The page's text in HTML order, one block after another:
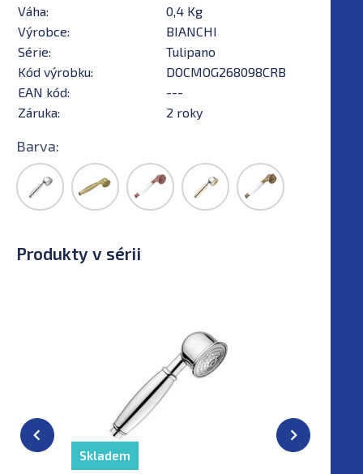
Váha:
0,4 Kg
Výrobce:
BIANCHI
Série:
Tulipano
Kód výrobku:
DOCMOG268098CRB
EAN kód:
---
Záruka:
2 roky
Barva:
Produkty v sérii
Skladem